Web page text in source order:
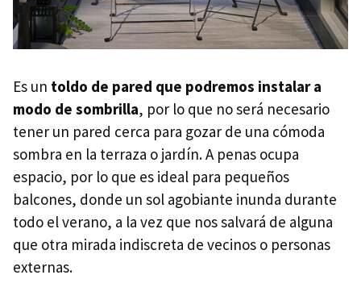
Es un toldo de pared que podremos instalar a
modo de sombrilla, por lo que no será necesario
tener un pared cerca para gozar de una cómoda
sombra en la terraza o jardín. A penas ocupa
espacio, por lo que es ideal para pequeños
balcones, donde un sol agobiante inunda durante
todo el verano, a la vez que nos salvará de alguna
que otra mirada indiscreta de vecinos o personas
externas.